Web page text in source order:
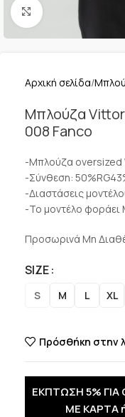
Κλικ για μεγέθυνση
Αρχική σελίδα
Μπλούζα
008 Fanco
-Μπλούζα oversized
-Σύνθεση:
-Διαστάσεις
-Το μοντέλο φοράει
Προσωρινά Μη
SIZE
S M L XL
Πρόσθήκη στην
ΕΚΠΤΩΣΗ 5% ΓΙΑ
ΜΕ ΚΑΡΤΑ